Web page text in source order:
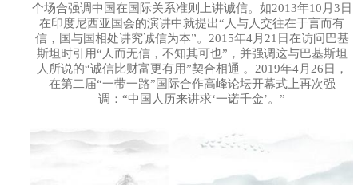
个场合强调中国在国际关系准则上讲诚信。如2013年10月3日
在印度尼西亚国会的演讲中就提出“人与人交往在于言而有
信，国与国相处讲究诚信为本”。2015年4月21日在访问巴基
斯坦时引用“人而无信，不知其可也”，并强调这与巴基斯坦
人所说的“诚信比财富更有用”契合相通 。2019年4月26日，
在第二届“一带一路”国际合作高峰论坛开幕式上再次强
调：“中国人历来讲求‘一诺千金’。”